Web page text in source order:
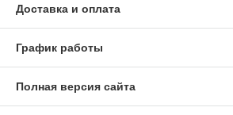
Доставка и оплата
График работы
Полная версия сайта